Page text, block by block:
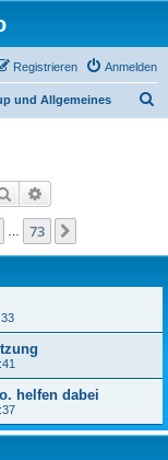
Anmelden
Registrieren
und Allgemeines
Suche
73
helfen dabei